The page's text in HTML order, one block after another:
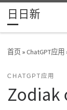
Skip to content
日日新
首页»ChatGPT应用
CHATGPT应用
Zodiak